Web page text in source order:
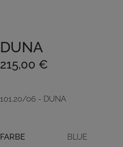
DUNA
215,00 €
101.20/06 - DUNA
Farbe
FARBE BLUE